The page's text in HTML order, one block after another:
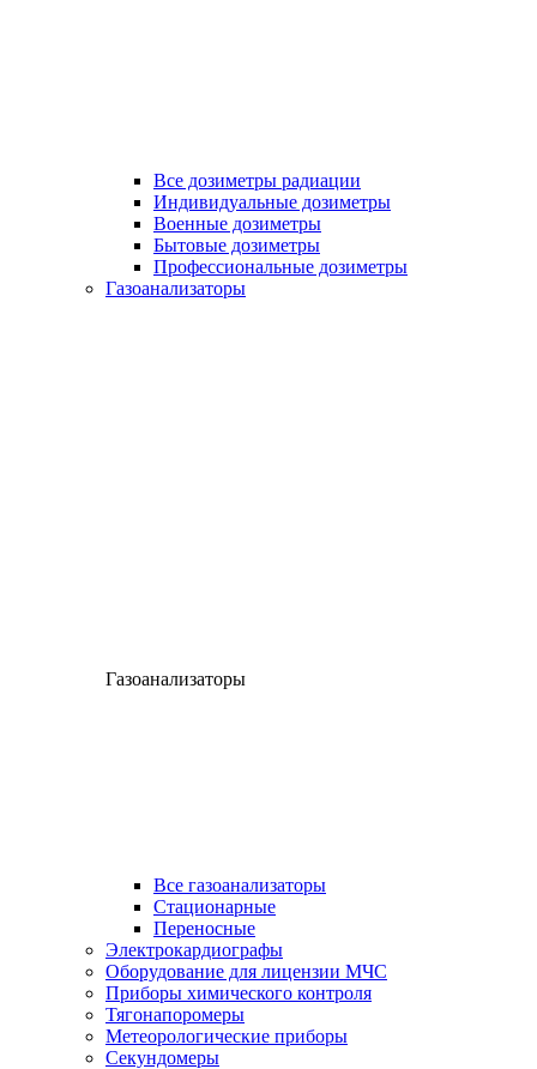
Все дозиметры радиации
Индивидуальные дозиметры
Военные дозиметры
Бытовые дозиметры
Профессиональные дозиметры
Газоанализаторы
Газоанализаторы
Все газоанализаторы
Cтационарные
Переносные
Электрокардиографы
Оборудование для лицензии МЧС
Приборы химического контроля
Тягонапоромеры
Метеорологические приборы
Секундомеры